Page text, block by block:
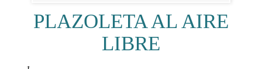
PLAZOLETA AL AIRE
LIBRE